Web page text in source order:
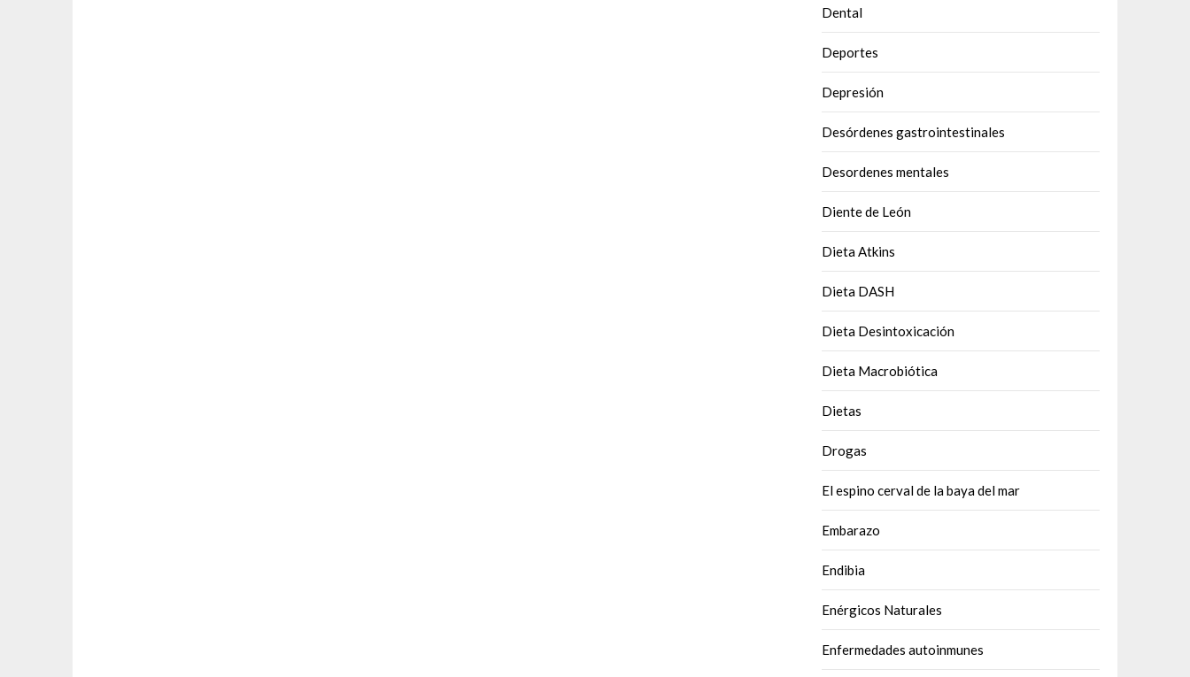
Dental
Deportes
Depresión
Desórdenes gastrointestinales
Desordenes mentales
Diente de León
Dieta Atkins
Dieta DASH
Dieta Desintoxicación
Dieta Macrobiótica
Dietas
Drogas
El espino cerval de la baya del mar
Embarazo
Endibia
Enérgicos Naturales
Enfermedades autoinmunes